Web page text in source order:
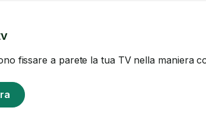
fissare a parete la tua TV nella maniera